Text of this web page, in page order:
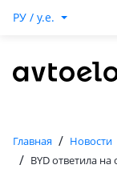
РУ / y.e.
Главная / Новости
/ BYD ответила